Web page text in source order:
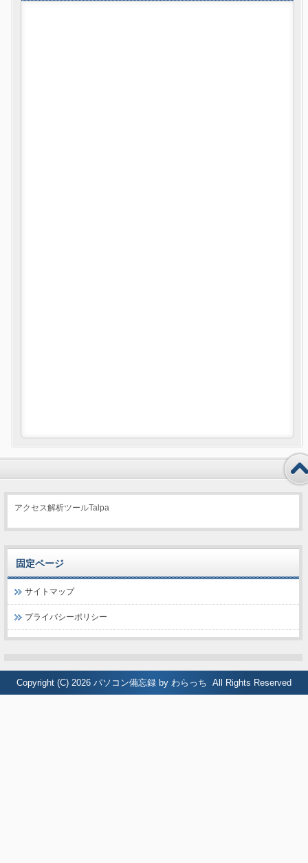
アクセス解析ツールTalpa
固定ページ
サイトマップ
プライバシーポリシー
Copyright (C) 2026 パソコン備忘録 by わらっち All Rights Reserved